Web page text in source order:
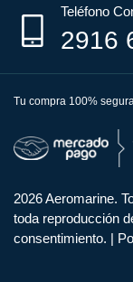
Teléfono
2916
Tu compra 100%
2026 Aeromarine.
toda reproducción
consentimiento. |